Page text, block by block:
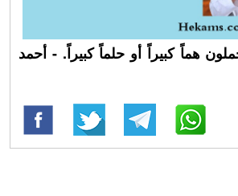
هماً كبيراً أو حلماً كبيراً. - أحمد